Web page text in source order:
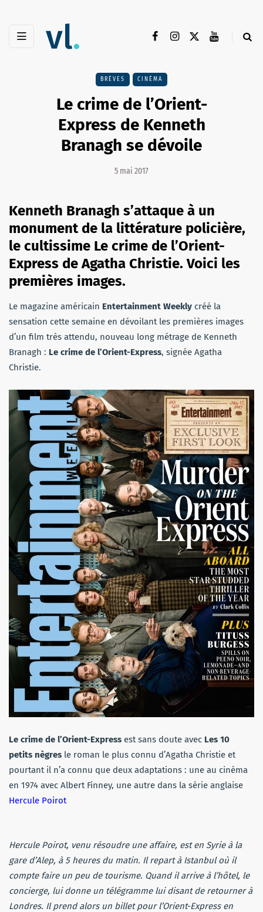
BRÈVES CINÉMA
Le crime de l’Orient-
Express de Kenneth
Branagh se dévoile
5 mai 2017
Kenneth Branagh s’attaque à un
monument de la littérature policière,
le cultissime Le crime de l’Orient-
Express de Agatha Christie. Voici les
premières images.
Le magazine américain Entertainment Weekly créé la
sensation cette semaine en dévoilant les premières images
d’un film très attendu, nouveau long métrage de Kenneth
Branagh : Le crime de l’Orient-Express, signée Agatha
Christie.
Le crime de l’Orient-Express est sans doute avec Les 10
petits nègres le roman le plus connu d’Agatha Christie et
pourtant il n’a connu que deux adaptations : une au cinéma
en 1974 avec Albert Finney, une autre dans la série anglaise
Hercule Poirot
Hercule Poirot, venu résoudre une affaire, est en Syrie à la
gare d’Alep, à 5 heures du matin. Il repart à Istanbul où il
compte faire un peu de tourisme. Quand il arrive à l’hôtel, le
concierge, lui donne un télégramme lui disant de retourner à
Londres. Il prend alors un billet pour l’Orient-Express en